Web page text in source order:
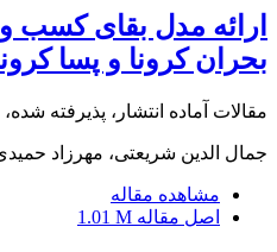
ارائه مدل بقای کسب
بحران کرونا و پسا
مقالات آماده انتشار، پذیرفته شده،
جمال الدین شریعتی، مهرزاد
مشاهده مقاله
اصل مقاله 1.01 M